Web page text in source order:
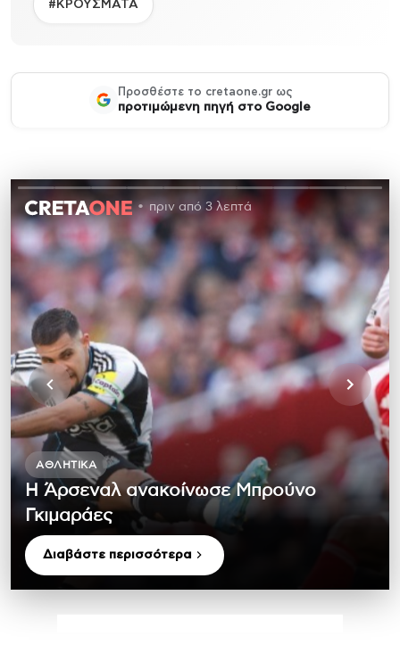
#ΚΡΟΥΣΜΑΤΑ
Προσθέστε το cretaone.gr ως
προτιμώμενη πηγή στο Google
πριν από 3 λεπτά
ΑΘΛΗΤΙΚΆ
Η Άρσεναλ ανακοίνωσε Μπρούνο
Γκιμαράες
Διαβάστε περισσότερα